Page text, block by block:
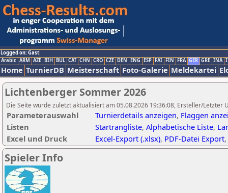
Logged on: Gast
Arabic ARM AZE BIH BUL CAT CHN CRO CZE DEN ENG ESP FAI FIN FRA GER GRE INA
Home TurnierDB Meisterschaft Foto-Galerie Meldekartei
Lichtenberger Sommer 2026
Die Seite wurde zuletzt aktualisiert am 05.08.2026 19:36:08, Ersteller/Letzter
Parameterauswahl Turnierdetails anzeigen, Flaggen
Listen
Startrangliste, Alphabetische Liste,
Excel und Druck
Excel-Export (.xlsx), PDF-Datei Export,
Spieler Info